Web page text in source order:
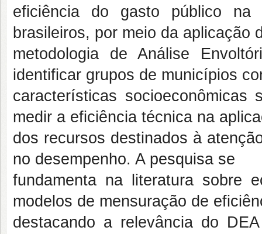
eficiência do gasto público na
brasileiros, por meio da aplicação
metodologia de Análise
identificar grupos de municípios
características
medir a eficiência técnica na
dos recursos destinados à
no desempenho. A pesquisa se
fundamenta na literatura sobre
modelos de mensuração de
destacando a relevância do